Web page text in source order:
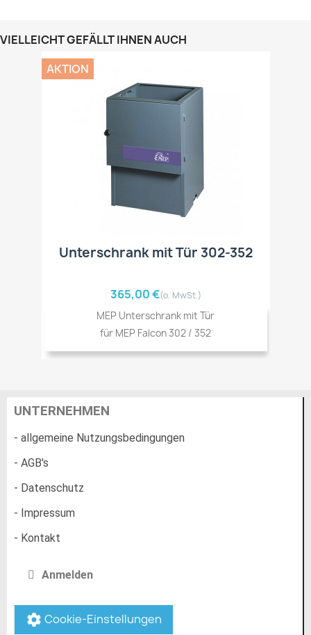
VIELLEICHT GEFÄLLT IHNEN AUCH
Unterschrank mit Tür 302-352
365,00 €(o. MwSt.)
MEP Unterschrank mit Tür
für MEP Falcon 302 / 352
AKTION
UNTERNEHMEN
- allgemeine Nutzungsbedingungen
- AGB's
- Datenschutz
- Impressum
- Kontakt
Anmelden
settings Cookie-Einstellungen